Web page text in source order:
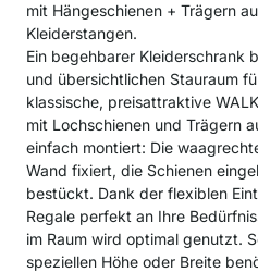
mit Hängeschienen + Trägern
Kleiderstangen.
Ein begehbarer Kleiderschrank
und übersichtlichen Stauraum
klassische, preisattraktive
mit Lochschienen und Trägern
einfach montiert: Die
Wand fixiert, die Schienen
bestückt. Dank der flexiblen
Regale perfekt an Ihre
im Raum wird optimal genutzt.
speziellen Höhe oder Breite